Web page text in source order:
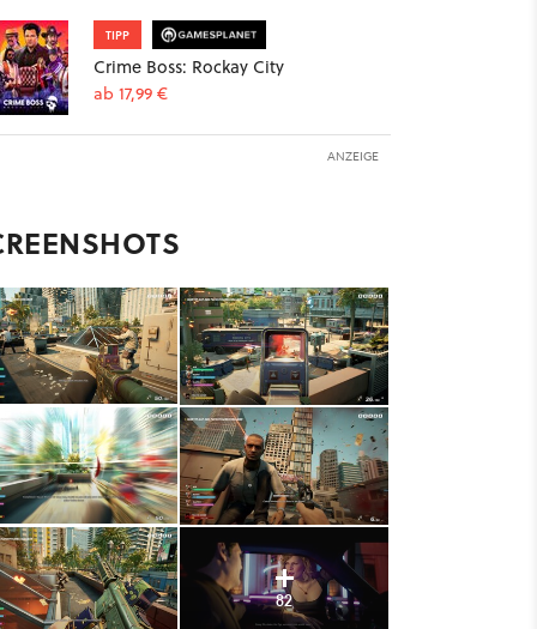
TIPP
Crime Boss: Rockay City
ab 17,99 €
ANZEIGE
82